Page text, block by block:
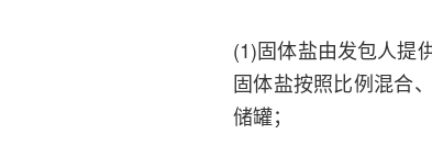
(1)固体盐由发包人提
固体盐按照比例混合
储罐；